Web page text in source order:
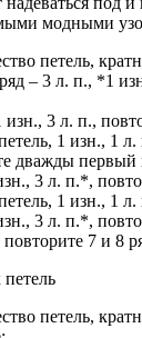
модными
петель,
– 3 л. п., *1
3 л. п.,
1 изн., 1 л.
дважды первый
3 л. п.*,
1 изн., 1 л.
3 л. п.*,
7 и 8
петель,